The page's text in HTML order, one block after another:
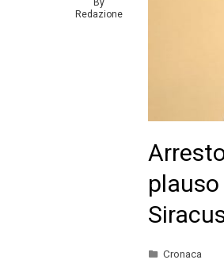
By
Redazione
plauso
Cronaca